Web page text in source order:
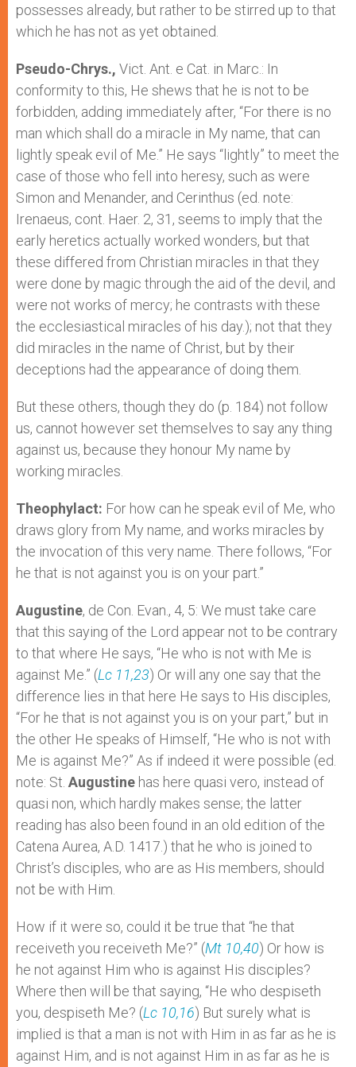
possesses already, but rather to be stirred up to that
which he has not as yet obtained.
Pseudo-Chrys., Vict. Ant. e Cat. in Marc.: In
conformity to this, He shews that he is not to be
forbidden, adding immediately after, “For there is no
man which shall do a miracle in My name, that can
lightly speak evil of Me.” He says “lightly” to meet the
case of those who fell into heresy, such as were
Simon and Menander, and Cerinthus (ed. note:
Irenaeus, cont. Haer. 2, 31, seems to imply that the
early heretics actually worked wonders, but that
these differed from Christian miracles in that they
were done by magic through the aid of the devil, and
were not works of mercy; he contrasts with these
the ecclesiastical miracles of his day.); not that they
did miracles in the name of Christ, but by their
deceptions had the appearance of doing them.
But these others, though they do (p. 184) not follow
us, cannot however set themselves to say any thing
against us, because they honour My name by
working miracles.
Theophylact: For how can he speak evil of Me, who
draws glory from My name, and works miracles by
the invocation of this very name. There follows, “For
he that is not against you is on your part.”
Augustine, de Con. Evan., 4, 5: We must take care
that this saying of the Lord appear not to be contrary
to that where He says, “He who is not with Me is
against Me.” (Lc 11,23) Or will any one say that the
difference lies in that here He says to His disciples,
“For he that is not against you is on your part,” but in
the other He speaks of Himself, “He who is not with
Me is against Me?” As if indeed it were possible (ed.
note: St. Augustine has here quasi vero, instead of
quasi non, which hardly makes sense; the latter
reading has also been found in an old edition of the
Catena Aurea, A.D. 1417.) that he who is joined to
Christ’s disciples, who are as His members, should
not be with Him.
How if it were so, could it be true that “he that
receiveth you receiveth Me?” (Mt 10,40) Or how is
he not against Him who is against His disciples?
Where then will be that saying, “He who despiseth
you, despiseth Me? (Lc 10,16) But surely what is
implied is that a man is not with Him in as far as he is
against Him, and is not against Him in as far as he is